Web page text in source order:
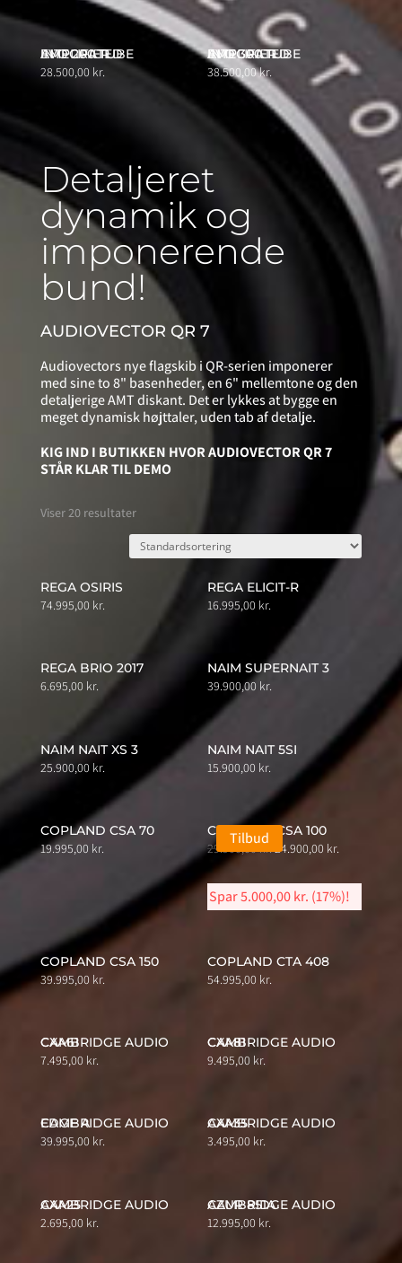
EVO 200 TUBE INTEGRATED AMPLIFIER
28.500,00 kr.
EVO 300 TUBE INTEGRATED AMPLIFIER
38.500,00kr.
Detaljeret
dynamik og
imponerende
bund!
AUDIOVECTOR QR 7
Audiovectors nye flagskib i QR-serien imponerer
med sine to 8" basenheder, en 6" mellemtone og den
detaljerige AMT diskant. Det er lykkes at bygge en
meget dynamisk højttaler, uden tab af detalje.
KIG IND I BUTIKKEN HVOR AUDIOVECTOR QR 7
STÅR KLAR TIL DEMO
Viser 20 resultater
REGA OSIRIS
74.995,00 kr.
REGA ELICIT-R
16.995,00 kr.
REGA BRIO 2017
6.695,00 kr.
NAIM SUPERNAIT 3
39.900,00 kr.
NAIM NAIT XS 3
25.900,00 kr.
NAIM NAIT 5SI
15.900,00 kr.
COPLAND CSA 70
19.995,00 kr.
Tilbud
COPLAND CSA 100
29.900,00kr. Original
was:
24.900,00 kr.
is:
Spar5.000,00kr. (17%)!
COPLAND CSA 150
39.995,00 kr.
COPLAND CTA 408
54.995,00 kr.
CAMBRIDGE AUDIO CXA61
7.495,00 kr.
CAMBRIDGE AUDIO CXA81
9.495,00 kr.
CAMBRIDGE AUDIO EDGE A
39.995,00 kr.
CAMBRIDGE AUDIO AXA35
3.495,00 kr.
CAMBRIDGE AUDIO AXA25
2.695,00 kr.
CAMBRIDGE AUDIO AZUR 851A
12.995,00 kr.